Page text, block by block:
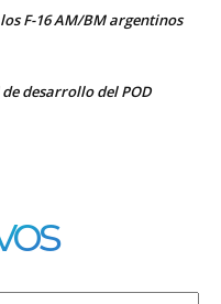
F-16 AM/BM argentinos
desarrollo del POD